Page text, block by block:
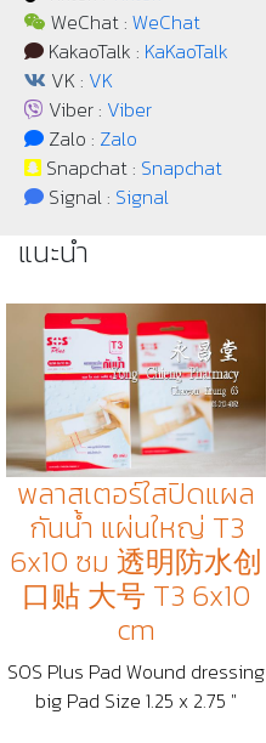
WeChat : WeChat
KakaoTalk : KaKaoTalk
VK : VK
Viber : Viber
Zalo : Zalo
Snapchat : Snapchat
Signal : Signal
แนะนำ
พลาสเตอร์ใสปิดแผล
กันน้ำ แผ่นใหญ่ T3
6x10 ซม 透明防水创
口贴 大号 T3 6x10
cm
SOS Plus Pad Wound dressing
big Pad Size 1.25 x 2.75 "